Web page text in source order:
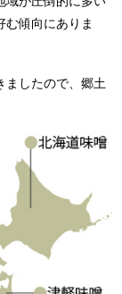
む傾向にありま
ましたので、郷土